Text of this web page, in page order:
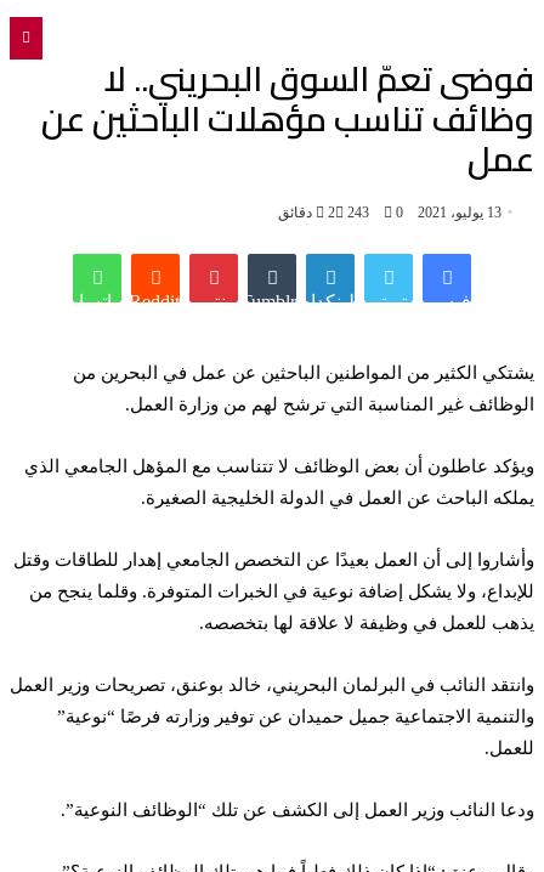
فوضى تعمّ السوق البحريني.. لا
وظائف تناسب مؤهلات الباحثين عن
عمل
13 يوليو، 2021 0
243 2 دقائق
فيسبوكتويتر لينكدإن Tumblr بينتيريستReddit واتساب
يشتكي الكثير من المواطنين الباحثين عن عمل في البحرين من
الوظائف غير المناسبة التي ترشح لهم من وزارة العمل.
ويؤكد عاطلون أن بعض الوظائف لا تتناسب مع المؤهل الجامعي الذي
يملكه الباحث عن العمل في الدولة الخليجية الصغيرة.
وأشاروا إلى أن العمل بعيدًا عن التخصص الجامعي إهدار للطاقات وقتل
للإبداع، ولا يشكل إضافة نوعية في الخبرات المتوفرة. وقلما ينجح من
يذهب للعمل في وظيفة لا علاقة لها بتخصصه.
وانتقد النائب في البرلمان البحريني، خالد بوعنق، تصريحات وزير العمل
والتنمية الاجتماعية جميل حميدان عن توفير وزارته فرصًا “نوعية”
للعمل.
ودعا النائب وزير العمل إلى الكشف عن تلك “الوظائف النوعية”.